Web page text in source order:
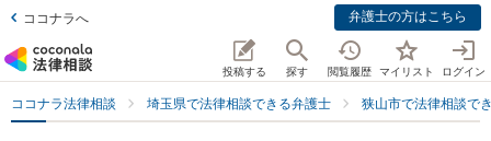
ココナラへ 弁護士の方はこちら
投稿する 探す 閲覧履歴 マイリスト ログイン
ココナラ法律相談 埼玉県で法律相談できる弁護士 狭山市で法律相談で